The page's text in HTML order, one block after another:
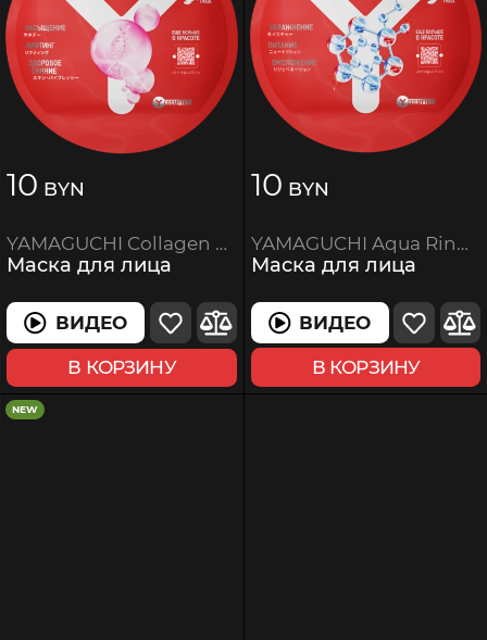
10 BYN
YAMAGUCHI Collagen Mask
Маска для лица
ВИДЕОВИДЕО
В КОРЗИНУ
10 BYN
YAMAGUCHI Aqua Ring Mask
Маска для лица
ВИДЕОВИДЕО
В КОРЗИНУ
NEW